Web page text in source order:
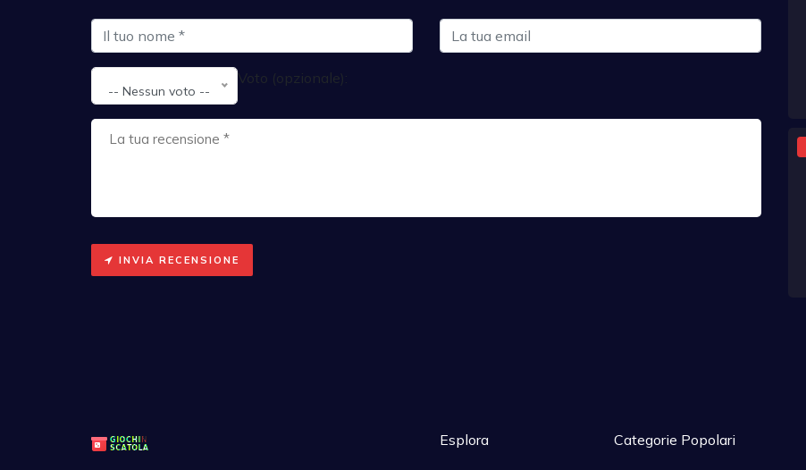
Voto (opzionale):
-- Nessun voto --
INVIA RECENSIONE
Esplora Categorie Popolari